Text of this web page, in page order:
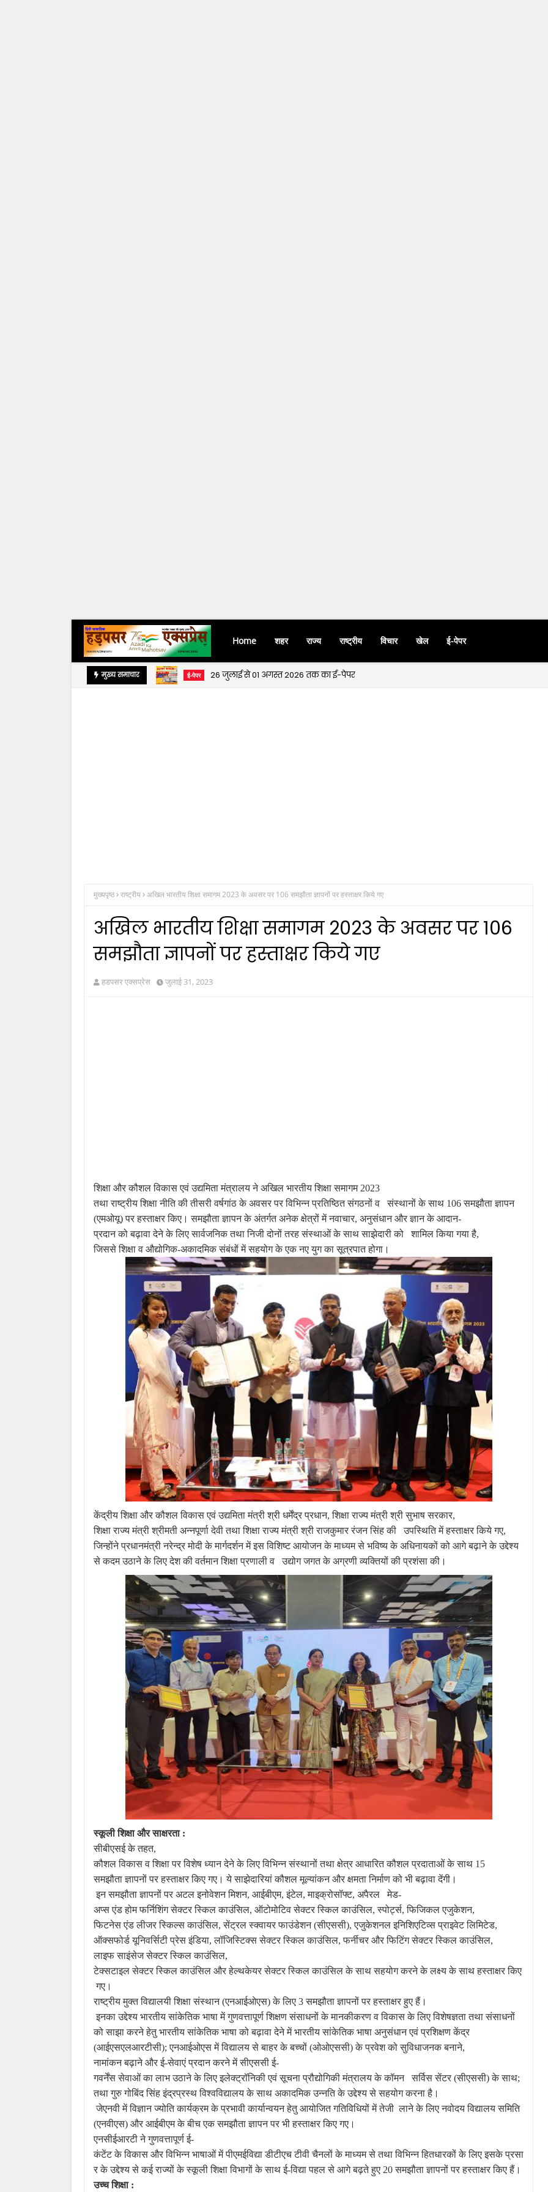
Home शहर राज्य राष्ट्रीय विचार खेल ई-पेपर
मुख्य समाचार ई-पेपर 26 जुलाई से 01 अगस्त 2026 तक का ई-पेपर
मुख्यपृष्ठ राष्ट्रीय अखिल भारतीय शिक्षा समागम 2023 के अवसर पर 106 समझौता ज्ञापनों पर हस्ताक्षर किये गए
अखिल भारतीय शिक्षा समागम 2023 के अवसर पर 106
समझौता ज्ञापनों पर हस्ताक्षर किये गए
हडपसर एक्सप्रेस जुलाई 31, 2023
शिक्षा और कौशल विकास एवं उद्यमिता मंत्रालय ने अखिल भारतीय शिक्षा समागम 2023
तथा राष्ट्रीय शिक्षा नीति की तीसरी वर्षगांठ के अवसर पर विभिन्न प्रतिष्ठित संगठनों व संस्थानों के साथ 106 समझौता ज्ञापन
(एमओयू) पर हस्ताक्षर किए। समझौता ज्ञापन के अंतर्गत अनेक क्षेत्रों में नवाचार, अनुसंधान और ज्ञान के आदान-
प्रदान को बढ़ावा देने के लिए सार्वजनिक तथा निजी दोनों तरह संस्थाओं के साथ साझेदारी को शामिल किया गया है,
जिससे शिक्षा व औद्योगिक-अकादमिक संबंधों में सहयोग के एक नए युग का सूत्रपात होगा।
केंद्रीय शिक्षा और कौशल विकास एवं उद्यमिता मंत्री श्री धर्मेंद्र प्रधान, शिक्षा राज्य मंत्री श्री सुभाष सरकार,
शिक्षा राज्य मंत्री श्रीमती अन्नपूर्णा देवी तथा शिक्षा राज्य मंत्री श्री राजकुमार रंजन सिंह की उपस्थिति में हस्ताक्षर किये गए,
जिन्होंने प्रधानमंत्री नरेन्द्र मोदी के मार्गदर्शन में इस विशिष्ट आयोजन के माध्यम से भविष्य के अधिनायकों को आगे बढ़ाने के उद्देश्य
से कदम उठाने के लिए देश की वर्तमान शिक्षा प्रणाली व उद्योग जगत के अग्रणी व्यक्तियों की प्रशंसा की।
स्कूली शिक्षा और साक्षरता :
सीबीएसई के तहत,
कौशल विकास व शिक्षा पर विशेष ध्यान देने के लिए विभिन्न संस्थानों तथा क्षेत्र आधारित कौशल प्रदाताओं के साथ 15
समझौता ज्ञापनों पर हस्ताक्षर किए गए। ये साझेदारियां कौशल मूल्यांकन और क्षमता निर्माण को भी बढ़ावा देंगी।
इन समझौता ज्ञापनों पर अटल इनोवेशन मिशन, आईबीएम, इंटेल, माइक्रोसॉफ्ट, अपैरल
मेड-
अप्स एंड होम फर्निशिंग सेक्टर स्किल काउंसिल, ऑटोमोटिव सेक्टर स्किल काउंसिल, स्पोर्ट्स, फिजिकल एजुकेशन,
फिटनेस एंड लीजर स्किल्स काउंसिल, सेंट्रल स्क्वायर फाउंडेशन (सीएससी), एजुकेशनल इनिशिएटिव्स प्राइवेट लिमिटेड,
ऑक्सफोर्ड यूनिवर्सिटी प्रेस इंडिया, लॉजिस्टिक्स सेक्टर स्किल काउंसिल, फर्नीचर और फिटिंग सेक्टर स्किल काउंसिल,
लाइफ साइंसेज सेक्टर स्किल काउंसिल,
टेक्सटाइल सेक्टर स्किल काउंसिल और हेल्थकेयर सेक्टर स्किल काउंसिल के साथ सहयोग करने के लक्ष्य के साथ हस्ताक्षर किए
गए।
राष्ट्रीय मुक्त विद्यालयी शिक्षा संस्थान (एनआईओएस) के लिए 3 समझौता ज्ञापनों पर हस्ताक्षर हुए हैं।
इनका उद्देश्य भारतीय सांकेतिक भाषा में गुणवत्तापूर्ण शिक्षण संसाधनों के मानकीकरण व विकास के लिए विशेषज्ञता तथा संसाधनों
को साझा करने हेतु भारतीय सांकेतिक भाषा को बढ़ावा देने में भारतीय सांकेतिक भाषा अनुसंधान एवं प्रशिक्षण केंद्र
(आईएसएलआरटीसी); एनआईओएस में विद्यालय से बाहर के बच्चों (ओओएससी) के प्रवेश को सुविधाजनक बनाने,
नामांकन बढ़ाने और ई-सेवाएं प्रदान करने में सीएससी ई-
गवर्नेंस सेवाओं का लाभ उठाने के लिए इलेक्ट्रॉनिकी एवं सूचना प्रौद्योगिकी मंत्रालय के कॉमन सर्विस सेंटर (सीएससी) के साथ;
तथा गुरु गोबिंद सिंह इंद्रप्रस्थ विश्वविद्यालय के साथ अकादमिक उन्नति के उद्देश्य से सहयोग करना है।
जेएनवी में विज्ञान ज्योति कार्यक्रम के प्रभावी कार्यान्वयन हेतु आयोजित गतिविधियों में तेजी लाने के लिए नवोदय विद्यालय समिति
(एनवीएस) और आईबीएम के बीच एक समझौता ज्ञापन पर भी हस्ताक्षर किए गए।
एनसीईआरटी ने गुणवत्तापूर्ण ई-
कंटेंट के विकास और विभिन्न भाषाओं में पीएमईविद्या डीटीएच टीवी चैनलों के माध्यम से तथा विभिन्न हितधारकों के लिए इसके प्रसा
र के उद्देश्य से कई राज्यों के स्कूली शिक्षा विभागों के साथ ई-विद्या पहल से आगे बढ़ते हुए 20 समझौता ज्ञापनों पर हस्ताक्षर किए हैं।
उच्च शिक्षा :